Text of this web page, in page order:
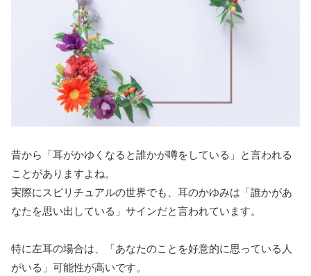
昔から「耳がかゆくなると誰かが噂をしている」と言われる
ことがありますよね。
実際にスピリチュアルの世界でも、耳のかゆみは「誰かがあ
なたを思い出している」サインだと言われています。
特に左耳の場合は、「あなたのことを好意的に思っている人
がいる」可能性が高いです。